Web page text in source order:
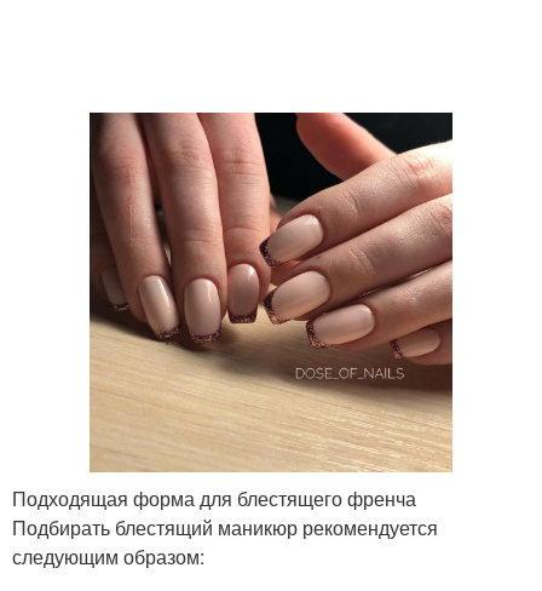
Подходящая форма для блестящего френча
Подбирать блестящий маникюр рекомендуется
следующим образом: